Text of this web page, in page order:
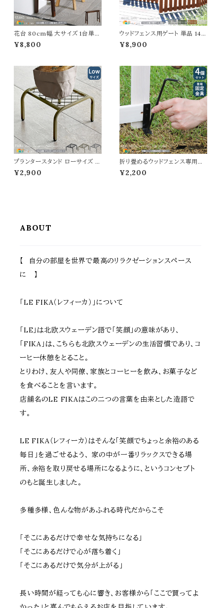
花台 80cm幅 大サイズ 1台単品
ダークブラウン フラワースタンド
ディスプレイラック ディスプレイ
ンスタンド 植木鉢台 植木鉢スタ
ンド 鉢植えスタンド 植木鉢ラッ
ク 鉢植えラック 幅80cm 奥行2
7cm 高さ68cm
¥8,800
ウッドフェンス用ゲート 単品 142
cm幅 ストライプフェンス用 フェ
ンス用ゲートセット ライトブラウン
m おすすめ おしゃれ 北欧 モダ
ン 木製 天然木 庭 家庭菜園 ス
トライプフェンス用ゲートセット ガ
ーデンゲート
¥8,900
プランタースタンド ローサイズ 2
5cm幅 1台単品 ブラック ゴール
ド グレー 幅25cm 奥行25cm
¥2,900
折り畳めるウッドフェンス専用固
定金具 4個セット 専用固定金具
ウッドフェンス用金具 ペグ フェン
¥2,200
ABOUT
【 自分の部屋を世界で最高のリラクゼーションスペース
に 】
「LE FIKA（レフィーカ）」について
「LE」は北欧スウェーデン語で「笑顔」の意味があり、
「FIKA」は、こちらも北欧スウェーデンの生活習慣であり、コ
ーヒー休憩をとること。
とりわけ、友人や同僚、家族とコーヒーを飲み、お菓子など
を食べることを言います。
店舗名のLE FIKAはこの二つの言葉を由来とした造語で
す。
LE FIKA（レフィーカ）はそんな「笑顔でちょっと余裕のある
毎日」を過ごせるよう、 家の中が一番リラックスできる場
所、余裕を取り戻せる場所になるように、というコンセプト
のもと誕生しました。
多種多様、色んな物があふれる時代だからこそ
「そこにあるだけで幸せな気持ちになる」
「そこにあるだけで心が落ち着く」
「そこにあるだけで気分が上がる」
長い時間が経っても心に響き、お客様から「ここで買ってよ